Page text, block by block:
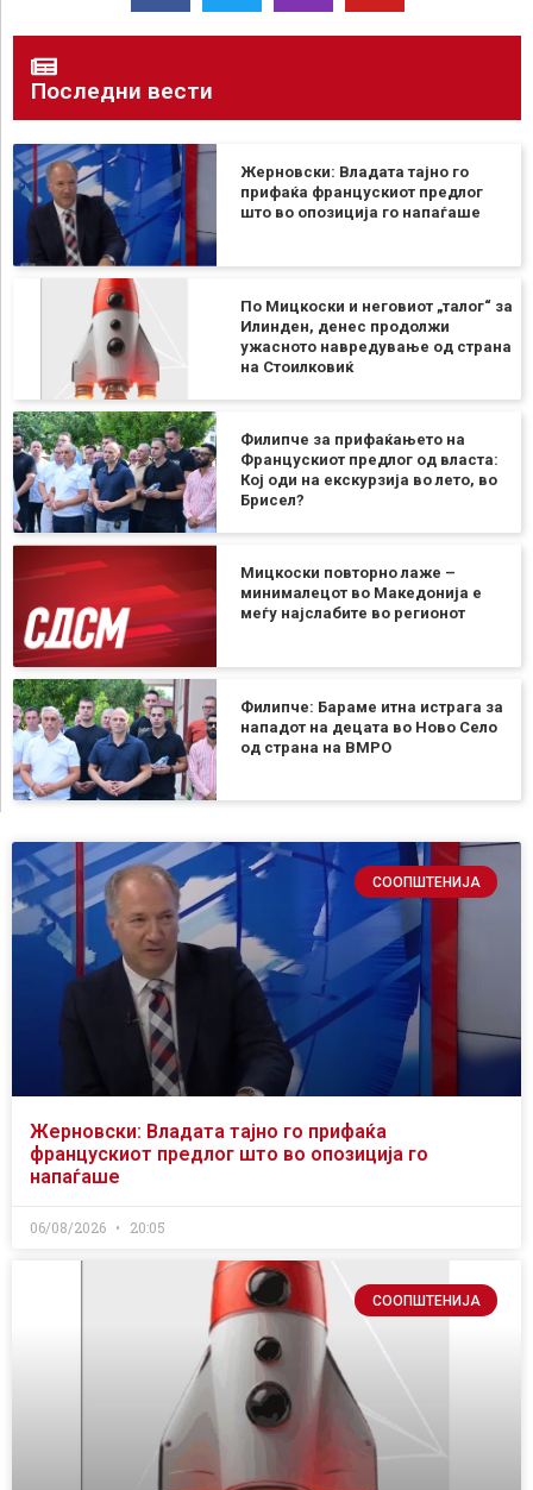
Последни вести
Жерновски: Владата тајно го
прифаќа францускиот предлог
што во опозиција го напаѓаше
По Мицкоски и неговиот „талог“ за
Илинден, денес продолжи
ужасното навредување од страна
на Стоилковиќ
Филипче за прифаќањето на
Францускиот предлог од власта:
Кој оди на екскурзија во лето, во
Брисел?
Мицкоски повторно лаже –
минималецот во Македонија е
меѓу најслабите во регионот
Филипче: Бараме итна истрага за
нападот на децата во Ново Село
од страна на ВМРО
СООПШТЕНИЈА
Жерновски: Владата тајно го прифаќа
францускиот предлог што во опозиција го
напаѓаше
06/08/2026 20:05
СООПШТЕНИЈА